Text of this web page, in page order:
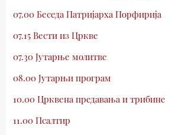
07.00 Беседа Патријарха Порфирија
07.15 Вести из Цркве
07.30 Јутарње молитве
08.00 Јутарњи програм
10.00 Црквена предавања и трибине
11.00 Псалтир